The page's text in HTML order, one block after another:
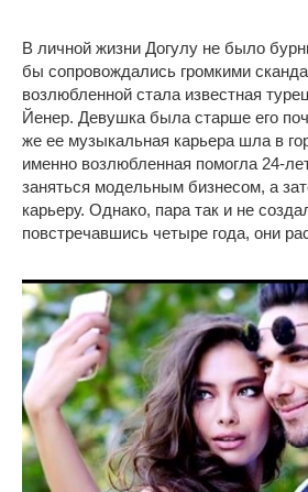
В личной жизни Догулу не было
бы сопровождались громкими
возлюбленной стала известная
Йенер. Девушка была старше его
же ее музыкальная карьера шла в
именно возлюбленная помогла 24-
заняться модельным бизнесом, а
карьеру. Однако, пара так и не
повстречавшись четыре года, они